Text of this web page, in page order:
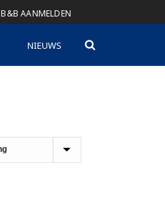
B&B AANMELDEN
NIEUWS